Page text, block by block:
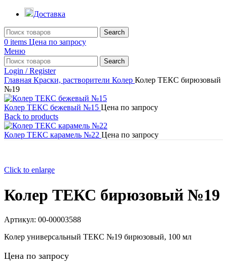
Доставка
Search
0 items Цена по запросу
Меню
Search
Login / Register
Главная Краски, растворители Колер Колер ТЕКС бирюзовый
№19
Колер ТЕКС бежевый №15 Цена по запросу
Back to products
Колер ТЕКС карамель №22 Цена по запросу
Click to enlarge
Колер ТЕКС бирюзовый №19
Артикул: 00-00003588
Колер универсальный ТЕКС №19 бирюзовый, 100 мл
Цена по запросу